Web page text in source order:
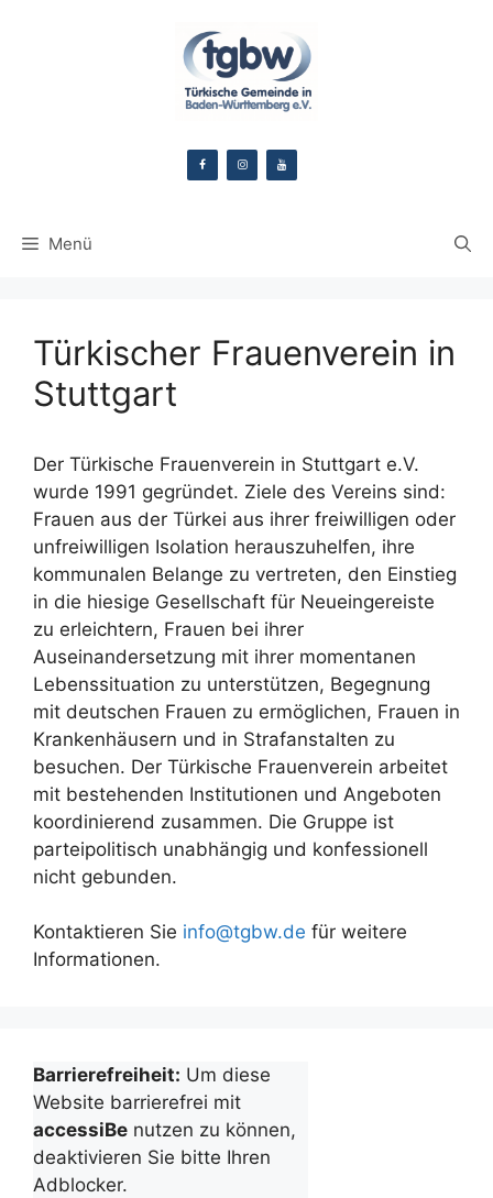
Menü
Türkischer Frauenverein in
Stuttgart
Der Türkische Frauenverein in Stuttgart e.V.
wurde 1991 gegründet. Ziele des Vereins sind:
Frauen aus der Türkei aus ihrer freiwilligen oder
unfreiwilligen Isolation herauszuhelfen, ihre
kommunalen Belange zu vertreten, den Einstieg
in die hiesige Gesellschaft für Neueingereiste
zu erleichtern, Frauen bei ihrer
Auseinandersetzung mit ihrer momentanen
Lebenssituation zu unterstützen, Begegnung
mit deutschen Frauen zu ermöglichen, Frauen in
Krankenhäusern und in Strafanstalten zu
besuchen. Der Türkische Frauenverein arbeitet
mit bestehenden Institutionen und Angeboten
koordinierend zusammen. Die Gruppe ist
parteipolitisch unabhängig und konfessionell
nicht gebunden.
Kontaktieren Sie info@tgbw.de für weitere
Informationen.
Barrierefreiheit: Um diese
Website barrierefrei mit
accessiBe nutzen zu können,
deaktivieren Sie bitte Ihren
Adblocker.